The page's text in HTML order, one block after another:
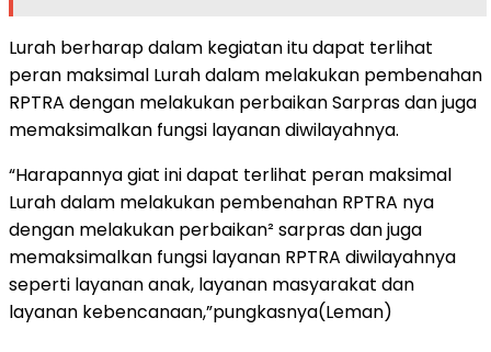
Lurah berharap dalam kegiatan itu dapat terlihat
peran maksimal Lurah dalam melakukan pembenahan
RPTRA dengan melakukan perbaikan Sarpras dan juga
memaksimalkan fungsi layanan diwilayahnya.
“Harapannya giat ini dapat terlihat peran maksimal
Lurah dalam melakukan pembenahan RPTRA nya
dengan melakukan perbaikan² sarpras dan juga
memaksimalkan fungsi layanan RPTRA diwilayahnya
seperti layanan anak, layanan masyarakat dan
layanan kebencanaan,”pungkasnya(Leman)